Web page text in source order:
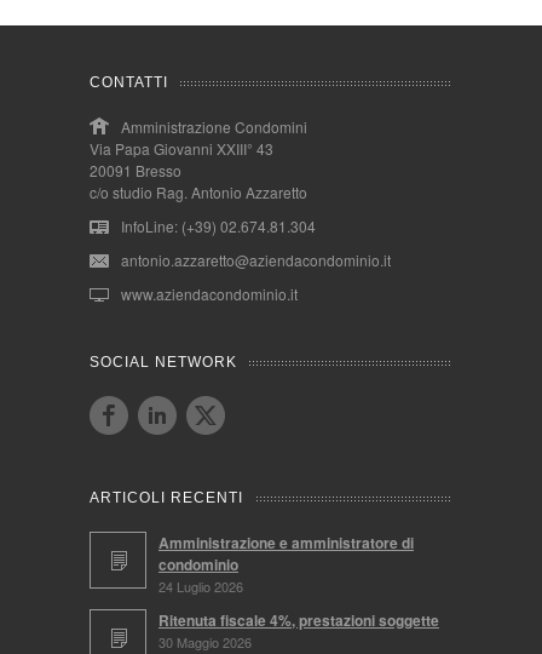
CONTATTI
Amministrazione Condomini
Via Papa Giovanni XXIII° 43
20091 Bresso
c/o studio Rag. Antonio Azzaretto
InfoLine: (+39) 02.674.81.304
antonio.azzaretto@aziendacondominio.it
www.aziendacondominio.it
SOCIAL NETWORK
ARTICOLI RECENTI
Amministrazione e amministratore di
condominio
24 Luglio 2026
Ritenuta fiscale 4%, prestazioni soggette
30 Maggio 2026